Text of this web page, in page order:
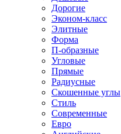
Дорогие
Эконом-класс
Элитные
Форма
П-образные
Угловые
Прямые
Радиусные
Скошенные углы
Стиль
Современные
Евро